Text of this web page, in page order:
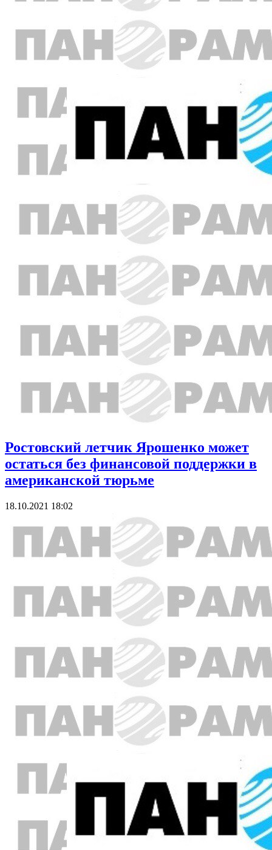
Ростовский летчик Ярошенко может
остаться без финансовой поддержки в
американской тюрьме
18.10.2021 18:02